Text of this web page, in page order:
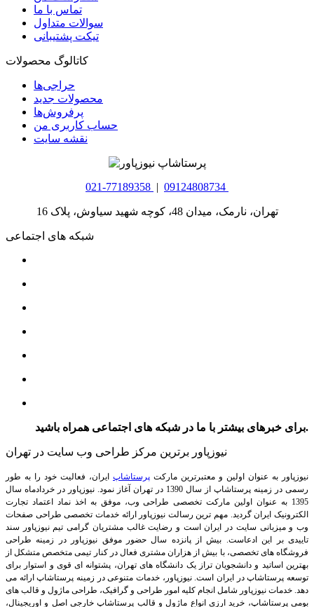
تماس با ما
سوالات متداول
تیکت پشتیبانی
کاتالوگ محصولات
حراجی‌ها
محصولات جدید
پرفروش‌ها
حساب کاربری من
نقشه سایت
021-77189358 | 09124808734
تهران، نارمک، میدان 48، کوچه شهید سیاوش، پلاک 16
شبکه های اجتماعی
برای خبرهای بیشتر با ما در شبکه های اجتماعی همراه باشید.
نیوزپاور برترین مرکز طراحی وب سایت در تهران
نیوزپاور به عنوان اولین و معتبرترین مارکت پرستاشاپ ایران، فعالیت خود را به طور
رسمی در زمینه پرستاشاپ از سال 1390 در تهران آغاز نمود. نیوزپاور در خردادماه سال
1395 به عنوان اولین مارکت تخصصی طراحی وب، موفق به اخذ نماد اعتماد تجارت
الکترونیک ایران گردید. مهم ترین رسالت نیوزپاور ارائه خدمات تخصصی طراحی صفحات
وب و میزبانی سایت در ایران است و رضایت غالب مشتریان گرامی تیم نیوزپاور سند
تاییدی بر این ادعاست. بیش از پانزده سال حضور موفق نیوزپاور در زمینه طراحی
فروشگاه های تخصصی، با بیش از هزاران مشتری فعال در کنار تیمی متخصص متشکل از
بهترین اساتید و دانشجویان تراز یک دانشگاه های تهران، پشتوانه ای قوی و استوار برای
توسعه پرستاشاپ در ایران است.نیوزپاور، خدمات متنوعی در زمینه پرستاشاپ ارائه می
دهد. خدمات نیوزپاور شامل انجام کلیه امور طراحی و گرافیک، طراحی ماژول و قالب های
بومی پرستاشاپ، خرید ارزی انواع ماژول و قالب پرستاشاپ خارجی اصل و اوریجینال،